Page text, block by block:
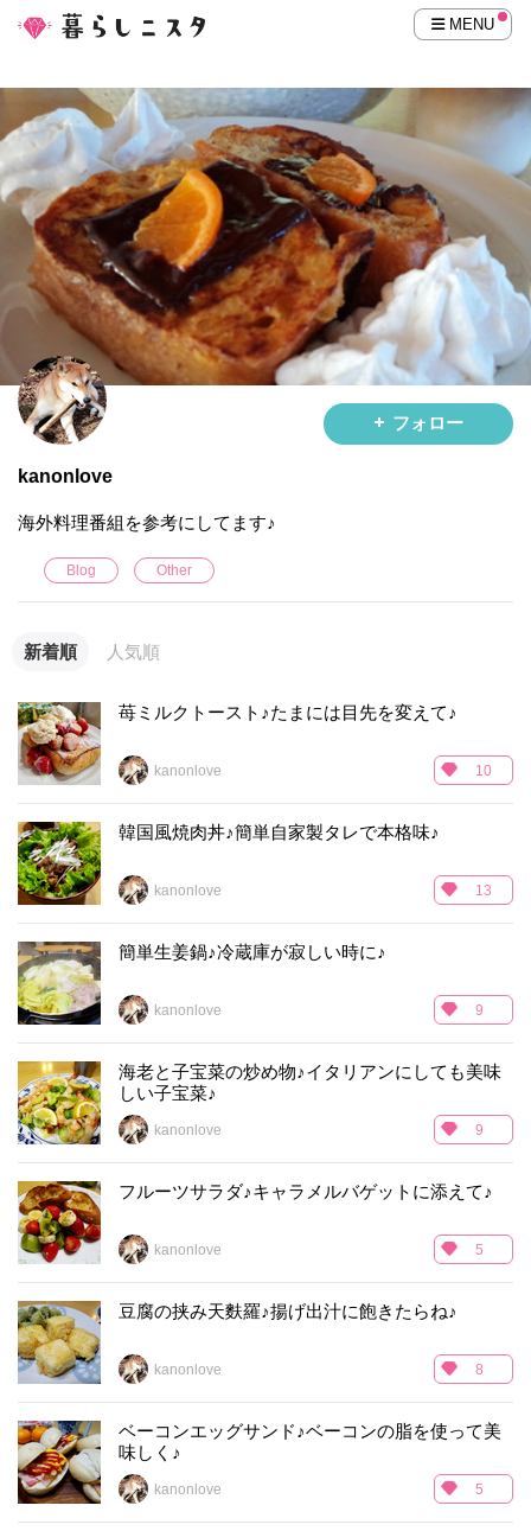
MENU
フォロー
kanonlove
海外料理番組を参考にしてます♪
Blog Other
新着順 人気順
苺ミルクトースト♪たまには目先を変えて♪
kanonlove 10
韓国風焼肉丼♪簡単自家製タレで本格味♪
kanonlove 13
簡単生姜鍋♪冷蔵庫が寂しい時に♪
kanonlove 9
海老と子宝菜の炒め物♪イタリアンにしても美味
しい子宝菜♪
kanonlove 9
フルーツサラダ♪キャラメルバゲットに添えて♪
kanonlove 5
豆腐の挟み天麩羅♪揚げ出汁に飽きたらね♪
kanonlove 8
ベーコンエッグサンド♪ベーコンの脂を使って美
味しく♪
kanonlove 5